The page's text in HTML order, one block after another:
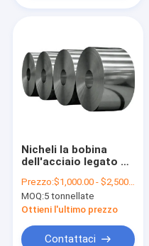
Nicheli la bobina
dell'acciaio legato di
resistente alla
corrosione
Prezzo:$1,000.00 - $2,500.00/Tons
MOQ:5 tonnellate
Ottieni l'ultimo prezzo
Contattaci